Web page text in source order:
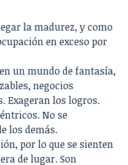
la madurez, y como
en exceso por
un mundo de fantasía,
negocios
Exageran los logros.
No se
los demás.
por lo que se sienten
de lugar. Son